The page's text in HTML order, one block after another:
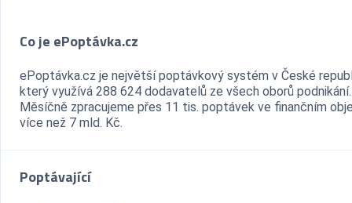
Co je ePoptávka.cz
ePoptávka.cz je největší poptávkový systém v České
který využívá 288 624 dodavatelů ze všech oborů podnikání.
Měsíčně zpracujeme přes 11 tis. poptávek ve finančním
více než 7 mld. Kč.
Poptávající